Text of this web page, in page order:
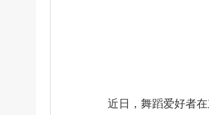
近日，舞蹈爱好者在